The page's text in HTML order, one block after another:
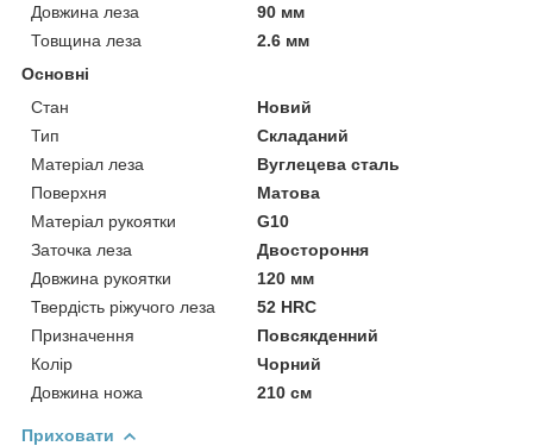
Довжина леза
90 мм
Товщина леза
2.6 мм
Основні
Стан
Новий
Тип
Складаний
Матеріал леза
Вуглецева сталь
Поверхня
Матова
Матеріал рукоятки
G10
Заточка леза
Двостороння
Довжина рукоятки
120 мм
Твердість ріжучого леза
52 HRC
Призначення
Повсякденний
Колір
Чорний
Довжина ножа
210 см
Приховати